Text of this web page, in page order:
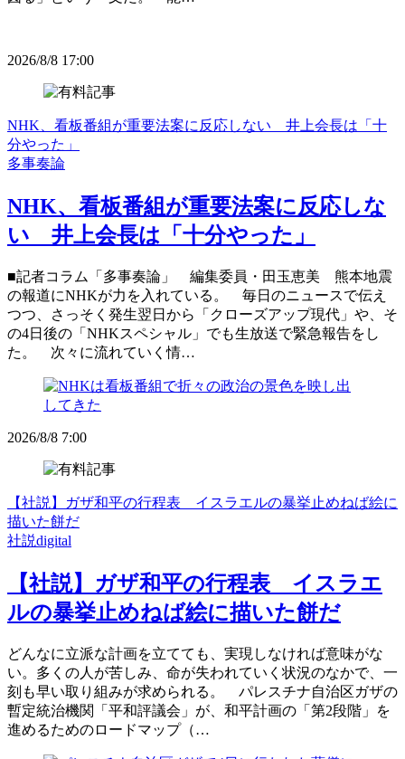
2026/8/8 17:00
NHK、看板番組が重要法案に反応しない 井上会長は「十
分やった」
多事奏論
NHK、看板番組が重要法案に反応しな
い 井上会長は「十分やった」
■記者コラム「多事奏論」 編集委員・田玉恵美 熊本地震
の報道にNHKが力を入れている。 毎日のニュースで伝え
つつ、さっそく発生翌日から「クローズアップ現代」や、そ
の4日後の「NHKスペシャル」でも生放送で緊急報告をし
た。 次々に流れていく情…
2026/8/8 7:00
【社説】ガザ和平の行程表 イスラエルの暴挙止めねば絵に
描いた餅だ
社説digital
【社説】ガザ和平の行程表 イスラエ
ルの暴挙止めねば絵に描いた餅だ
どんなに立派な計画を立てても、実現しなければ意味がな
い。多くの人が苦しみ、命が失われていく状況のなかで、一
刻も早い取り組みが求められる。 パレスチナ自治区ガザの
暫定統治機関「平和評議会」が、和平計画の「第2段階」を
進めるためのロードマップ（…